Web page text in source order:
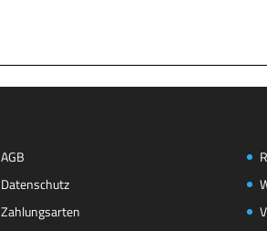
AGB
Datenschutz
Zahlungsarten